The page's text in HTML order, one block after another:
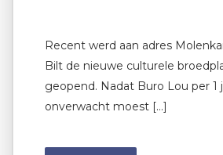
Recent werd aan adres
Bilt de nieuwe culturele
geopend. Nadat Buro Lou per 1
onverwacht moest […]